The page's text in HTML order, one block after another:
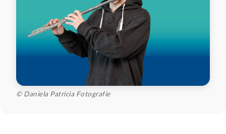
© Daniela Patricia Fotografie